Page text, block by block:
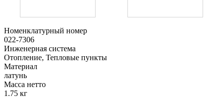
Номенклатурный номер
022-7306
Инженерная система
Отопление, Тепловые пункты
Материал
латунь
Масса нетто
1.75 кг